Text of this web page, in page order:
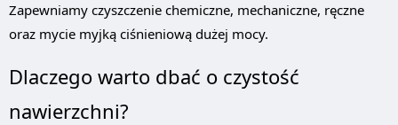
Zapewniamy czyszczenie chemiczne, mechaniczne, ręczne
oraz mycie myjką ciśnieniową dużej mocy.
Dlaczego warto dbać o czystość
nawierzchni?